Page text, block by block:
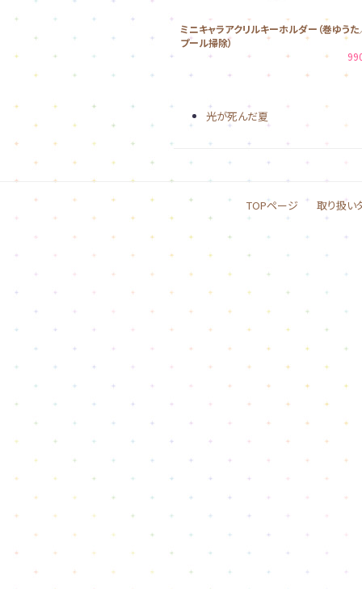
ミニキャラアクリルキーホルダー（巻ゆうた
プール掃除）
光が死んだ夏
TOPページ 取り扱い